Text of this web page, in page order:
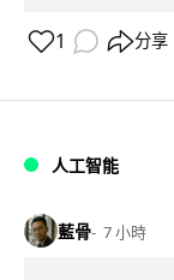
1 分享
人工智能
藍骨 7 小時